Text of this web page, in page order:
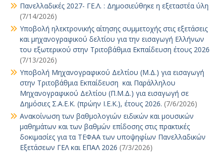
Πανελλαδικές 2027- ΓΕ.Λ. : Δημοσιεύθηκε η εξεταστέα ύλη
(7/14/2026)
Υποβολή ηλεκτρονικής αίτησης συμμετοχής στις εξετάσεις
και μηχανογραφικού δελτίου για την εισαγωγή Ελλήνων
του εξωτερικού στην Τριτοβάθμια Εκπαίδευση έτους 2026
(7/13/2026)
Υποβολή Μηχανογραφικού Δελτίου (Μ.Δ.) για εισαγωγή
στην Τριτοβάθμια Εκπαίδευση και Παράλληλου
Μηχανογραφικού Δελτίου (Π.Μ.Δ.) για εισαγωγή σε
Δημόσιες Σ.Α.Ε.Κ. (πρώην Ι.Ε.Κ.), έτους 2026. (7/6/2026)
Ανακοίνωση των βαθμολογιών ειδικών και μουσικών
μαθημάτων και των βαθμών επίδοσης στις πρακτικές
δοκιμασίες για τα ΤΕΦΑΑ των υποψηφίων Πανελλαδικών
Εξετάσεων ΓΕΛ και ΕΠΑΛ 2026 (7/3/2026)